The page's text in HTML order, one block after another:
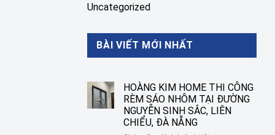
Uncategorized
BÀI VIẾT MỚI NHẤT
HOÀNG KIM HOME THI CÔNG
RÈM SÁO NHÔM TẠI ĐƯỜNG
NGUYỄN SINH SẮC, LIÊN
CHIỂU, ĐÀ NẴNG